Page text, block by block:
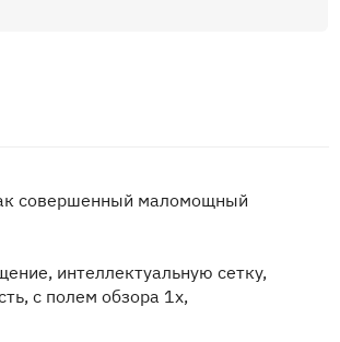
совершенный маломощный
интеллектуальную сетку,
с полем обзора 1x,